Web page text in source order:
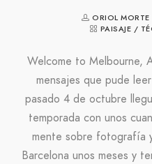
ORIOL MORTE
PAISAJE /
Welcome to Melbourne,
mensajes que pude
pasado 4 de octubre
temporada con unos
mente sobre fotografía
Barcelona unos meses y